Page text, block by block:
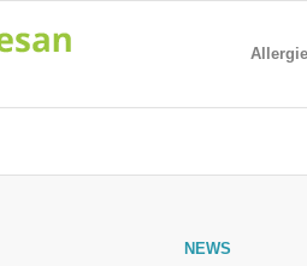
Allergie
NEWS